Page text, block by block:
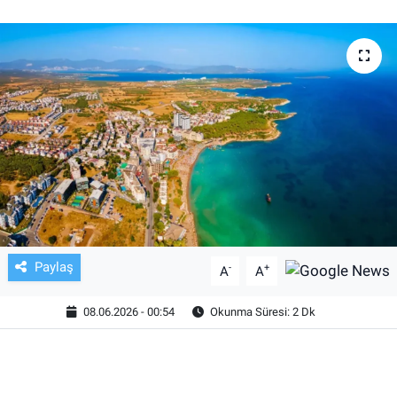
Paylaş A- A+
08.06.2026 - 00:54 Okunma Süresi: 2 Dk
TV VE SİNEMA
BASKETBOL
SAĞLIK
GENEL
KÜLTÜR SANAT
EKONOMİ